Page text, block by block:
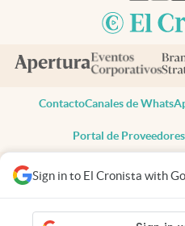
Sign in to El Cronista with
ContactoCanales de
Portal de Proveedores
Todos los